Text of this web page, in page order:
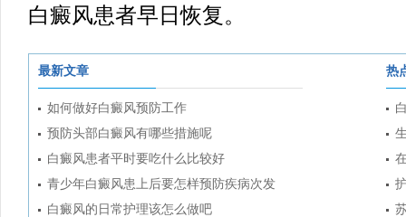
白癜风患者早日恢复。
最新文章
如何做好白癜风预防工作
预防头部白癜风有哪些措施呢
白癜风患者平时要吃什么比较好
青少年白癜风患上后要怎样预防疾病次发
白癜风的日常护理该怎么做吧
热